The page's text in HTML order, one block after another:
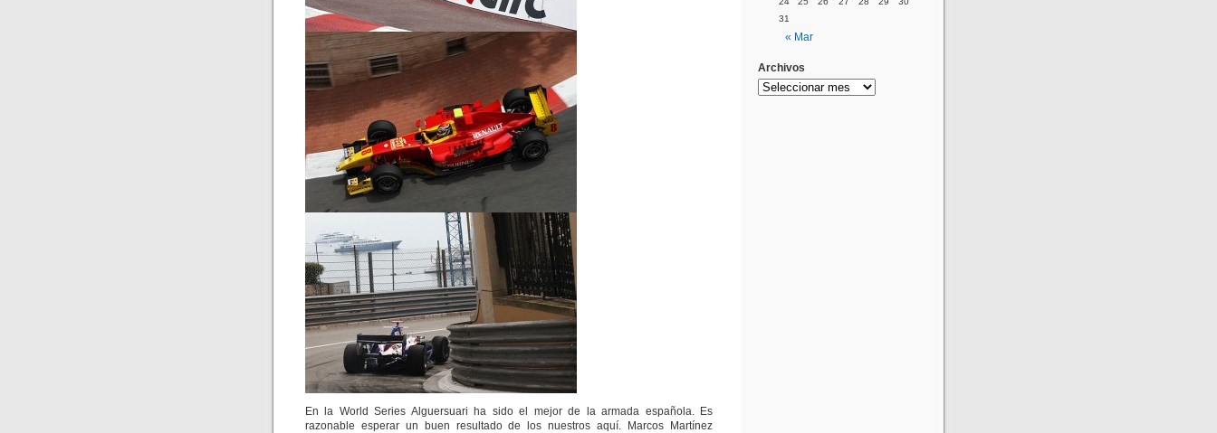
En la World Series Alguersuari ha sido el mejor de la armada española. Es
razonable esperar un buen resultado de los nuestros aquí. Marcos Martínez
« Mar
31
Archivos